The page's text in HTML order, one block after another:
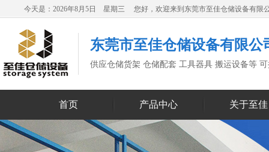
今天是：2026年8月5日 星期三 您好，欢迎来到东莞市至佳仓储设备有限
东莞市至佳仓储设备有限公
供应仓储货架 仓储配套 工具器具 搬运设备等
首页 产品中心 关于至佳